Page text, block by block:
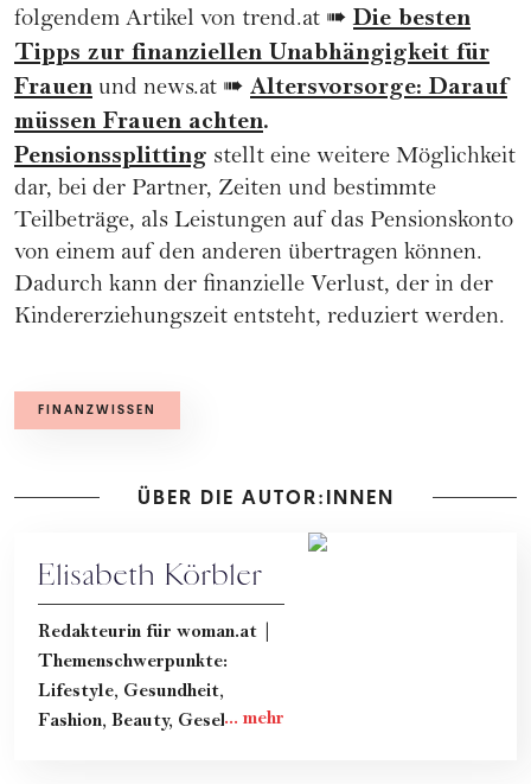
folgendem Artikel von trend.at ➠Die besten
Tipps zur finanziellen Unabhängigkeit für
Frauen und news.at ➠ Altersvorsorge: Darauf
müssen Frauen achten.
Pensionssplitting stellt eine weitere Möglichkeit
dar, bei der Partner, Zeiten und bestimmte
Teilbeträge, als Leistungen auf das Pensionskonto
von einem auf den anderen übertragen können.
Dadurch kann der finanzielle Verlust, der in der
Kindererziehungszeit entsteht, reduziert werden.
FINANZWISSEN
ÜBER DIE AUTOR:INNEN
Elisabeth Körbler
Redakteurin für woman.at |
Themenschwerpunkte:
Lifestyle, Gesundheit,
Fashion, Beauty, Gesellschaft